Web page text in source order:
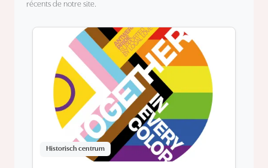
récents de notre site.
Historisch centrum